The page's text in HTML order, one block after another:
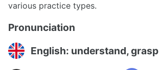
various practice types.
Pronunciation
English: understand, grasp